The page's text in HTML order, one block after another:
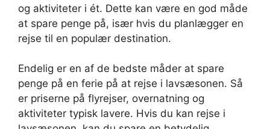
og aktiviteter i ét. Dette kan være en god måde
at spare penge på, især hvis du planlægger en
rejse til en populær destination.
Endelig er en af de bedste måder at spare
penge på en ferie på at rejse i lavsæsonen. Så
er priserne på flyrejser, overnatning og
aktiviteter typisk lavere. Hvis du kan rejse i